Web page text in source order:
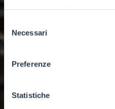
ogni pagina, selezionare
dell'informativa completa
pagina. Per esercitare i
GDPR abbiamo predisposto
delNecessari
Preferenze
Statistiche
offer greater load
in the most